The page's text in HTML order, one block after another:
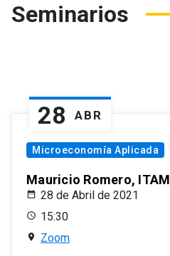
Seminarios
28 ABR
Microeconomía Aplicada
Mauricio Romero, ITAM
28 de Abril de 2021
15:30
Zoom